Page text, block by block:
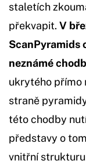
staletích
překvapit. V
ScanPyramids
neznámé
ukrytého přímo
straně
této chodby
představy o
vnitřní